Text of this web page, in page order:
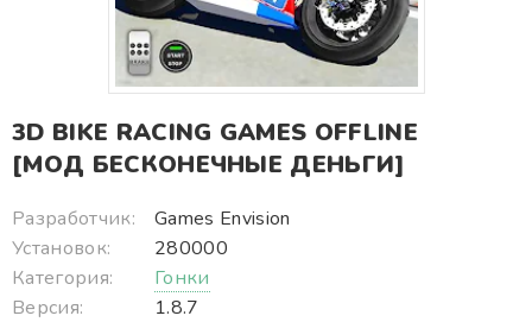
3D BIKE RACING GAMES OFFLINE
[МОД БЕСКОНЕЧНЫЕ ДЕНЬГИ]
Разработчик:
Games Envision
Установок:
280000
Категория:
Гонки
Версия:
1.8.7